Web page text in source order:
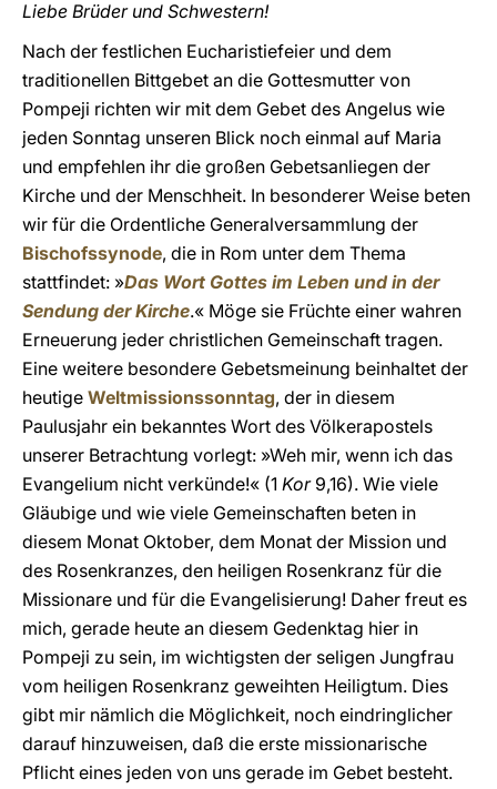
Liebe Brüder und Schwestern!
Nach der festlichen Eucharistiefeier und dem
traditionellen Bittgebet an die Gottesmutter von
Pompeji richten wir mit dem Gebet des Angelus wie
jeden Sonntag unseren Blick noch einmal auf Maria
und empfehlen ihr die großen Gebetsanliegen der
Kirche und der Menschheit. In besonderer Weise beten
wir für die Ordentliche Generalversammlung der
Bischofssynode, die in Rom unter dem Thema
stattfindet: »Das Wort Gottes im Leben und in der
Sendung der Kirche.« Möge sie Früchte einer wahren
Erneuerung jeder christlichen Gemeinschaft tragen.
Eine weitere besondere Gebetsmeinung beinhaltet der
heutige Weltmissionssonntag, der in diesem
Paulusjahr ein bekanntes Wort des Völkerapostels
unserer Betrachtung vorlegt: »Weh mir, wenn ich das
Evangelium nicht verkünde!« (1 Kor9,16). Wie viele
Gläubige und wie viele Gemeinschaften beten in
diesem Monat Oktober, dem Monat der Mission und
des Rosenkranzes, den heiligen Rosenkranz für die
Missionare und für die Evangelisierung! Daher freut es
mich, gerade heute an diesem Gedenktag hier in
Pompeji zu sein, im wichtigsten der seligen Jungfrau
vom heiligen Rosenkranz geweihten Heiligtum. Dies
gibt mir nämlich die Möglichkeit, noch eindringlicher
darauf hinzuweisen, daß die erste missionarische
Pflicht eines jeden von uns gerade im Gebet besteht.